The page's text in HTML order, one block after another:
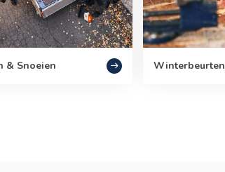
& Snoeien Winterbeurten